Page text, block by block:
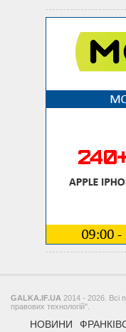
GALKA.IF.UA 2014 - 2026. Всі
правових технологій".
НОВИНИ